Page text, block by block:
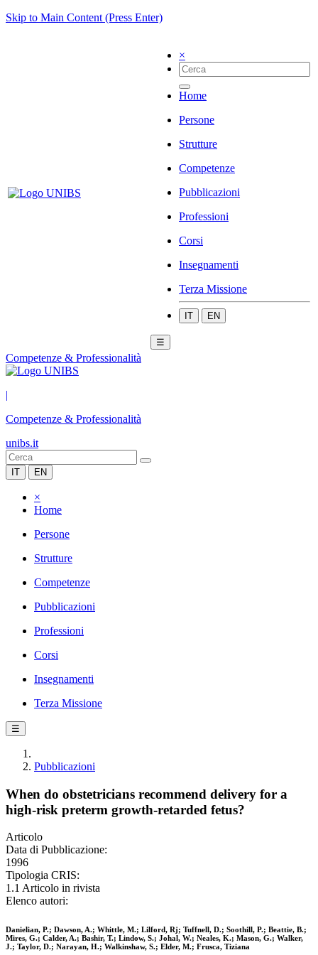
Skip to Main Content (Press Enter)
×
Home
Persone
Strutture
Competenze
Pubblicazioni
Professioni
Corsi
Insegnamenti
Terza Missione
IT EN
☰
Competenze & Professionalità
|
Competenze & Professionalità
unibs.it
IT EN
×
Home
Persone
Strutture
Competenze
Pubblicazioni
Professioni
Corsi
Insegnamenti
Terza Missione
☰
Pubblicazioni
When do obstetricians recommend delivery for a
high-risk preterm growth-retarded fetus?
Articolo
Data di Pubblicazione:
1996
Tipologia CRIS:
1.1 Articolo in rivista
Elenco autori:
Danielian, P.; Dawson, A.; Whittle, M.; Lilford, Rj; Tuffnell, D.; Soothill, P.; Beattie, B.;
Mires, G.; Calder, A.; Bashir, T.; Lindow, S.; Johal, W.; Neales, K.; Mason, G.; Walker,
J.; Taylor, D.; Narayan, H.; Walkinshaw, S.; Elder, M.; Frusca, Tiziana